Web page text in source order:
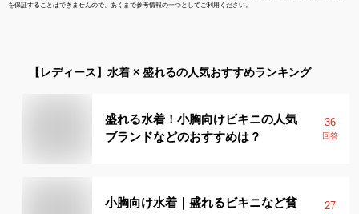
を保証することはできませんので、あくまで参考情報の一つとしてご利用ください。
【レディース】 水着 × 盛れるの人気おすすめランキング
盛れる水着！小胸向けビキニの人気
ブランドなどのおすすめは？
36
回答
小胸向け水着｜盛れるビキニなど貧
27